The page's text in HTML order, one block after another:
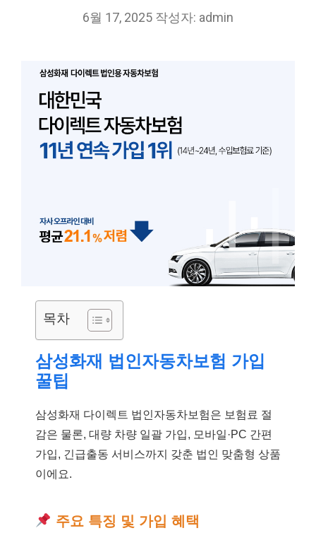
6월 17, 2025 작성자: admin
목차
삼성화재 법인자동차보험 가입
꿀팁
삼성화재 다이렉트 법인자동차보험은 보험료 절
감은 물론, 대량 차량 일괄 가입, 모바일·PC 간편
가입, 긴급출동 서비스까지 갖춘 법인 맞춤형 상품
이에요.
주요 특징 및 가입 혜택